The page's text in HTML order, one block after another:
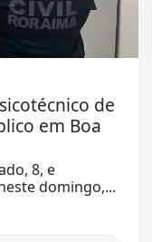
de
em Boa
8, e
domingo,...